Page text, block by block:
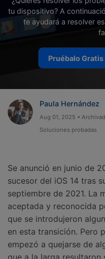
Tienda
Para Celular
Herramientas Online
Descubre lo mejor de
Guías
Blog
Transferencia de Datos
Gestor de Datos
Reparación de Móviles
Protección del Móvil
Desbloqueo FRP en
Iniciar sesión
tu dispositivo? A
te ayudará a resolver
Pruébalo Gratis
Paula Hernández
Aug 01, 2025 •
Soluciones probadas
Se anunció en junio de
sucesor del iOS 14 tras
septiembre de 2021. La
aceptada y reconocida
que se introdujeron
en esta transición. Pero
empezó a quejarse de
que a la larga resultaron